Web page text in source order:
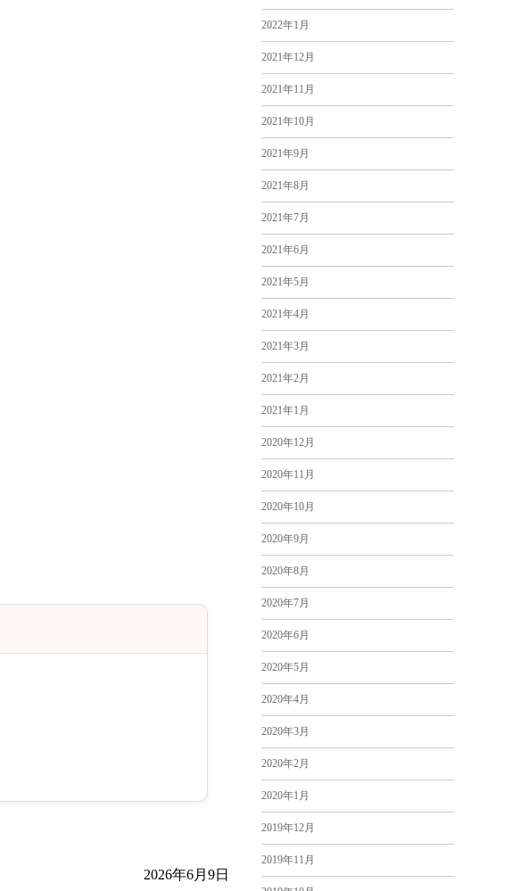
2026年6月9日
2022年1月
2021年12月
2021年11月
2021年10月
2021年9月
2021年8月
2021年7月
2021年6月
2021年5月
2021年4月
2021年3月
2021年2月
2021年1月
2020年12月
2020年11月
2020年10月
2020年9月
2020年8月
2020年7月
2020年6月
2020年5月
2020年4月
2020年3月
2020年2月
2020年1月
2019年12月
2019年11月